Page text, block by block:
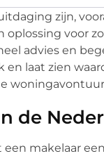
zijn,
voor
advies en
en laat zien
de
makelaar